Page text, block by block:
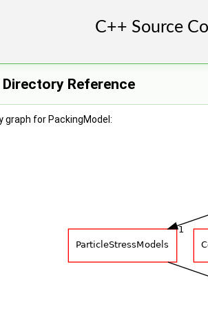
Reference
graph for PackingModel: